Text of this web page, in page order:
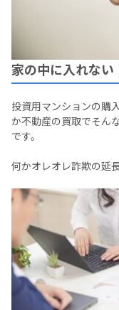
家の中に入れない
投資用マンションの購
か不動産の買取でそん
です。
何かオレオレ詐欺の延